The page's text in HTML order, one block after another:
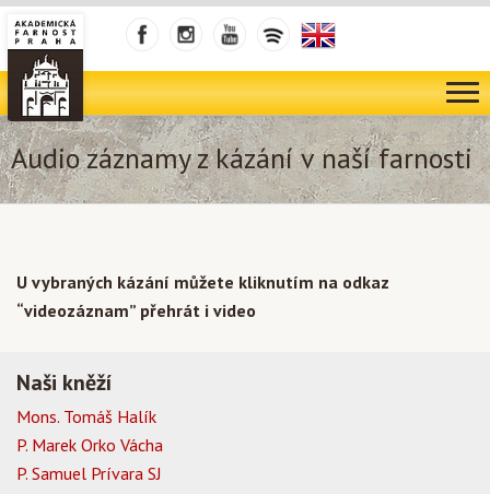
Audio záznamy z kázání v naší farnosti
U vybraných kázání můžete kliknutím na odkaz
“videozáznam” přehrát i video
Naši kněží
Mons. Tomáš Halík
P. Marek Orko Vácha
P. Samuel Prívara SJ